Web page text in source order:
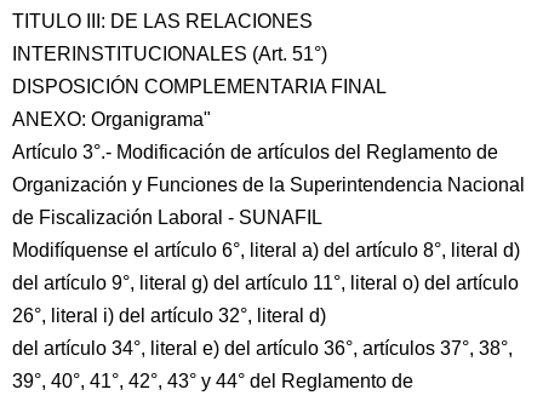
TITULO III: DE LAS RELACIONES
INTERINSTITUCIONALES (Art. 51°)
DISPOSICIÓN COMPLEMENTARIA FINAL
ANEXO: Organigrama"
Artículo 3°.- Modificación de artículos del Reglamento de
Organización y Funciones de la Superintendencia Nacional
de Fiscalización Laboral - SUNAFIL
Modifíquense el artículo 6°, literal a) del artículo 8°, literal d)
del artículo 9°, literal g) del artículo 11°, literal o) del artículo
26°, literal i) del artículo 32°, literal d)
del artículo 34°, literal e) del artículo 36°, artículos 37°, 38°,
39°, 40°, 41°, 42°, 43° y 44° del Reglamento de